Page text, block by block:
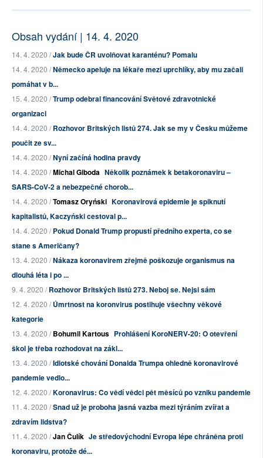
Obsah vydání | 14. 4. 2020
14. 4. 2020 /Jak bude ČR uvolňovat karanténu? Pomalu
14. 4. 2020 /Německo apeluje na lékaře mezi uprchlíky, aby mu začali
pomáhat v b...
15. 4. 2020 /Trump odebral financování Světové zdravotnické
organizaci
14. 4. 2020 /Rozhovor Britských listů 274. Jak se my v Česku můžeme
poučit ze sv...
14. 4. 2020 /Nyní začíná hodina pravdy
14. 4. 2020 /Michal Giboda Několik poznámek k betakoronaviru –
SARS-CoV-2 a nebezpečné chorob...
14. 4. 2020 /Tomasz Oryński Koronavirová epidemie je spiknutí
kapitalistů, Kaczyński cestoval p...
14. 4. 2020 /Pokud Donald Trump propustí předního experta, co se
stane s Američany?
13. 4. 2020 /Nákaza koronavirem zřejmě poškozuje organismus na
dlouhá léta i po ...
9. 4. 2020 /Rozhovor Britských listů 273. Neboj se. Nejsi sám
12. 4. 2020 /Úmrtnost na koronvirus postihuje všechny věkové
kategorie
13. 4. 2020 /Bohumil Kartous Prohlášení KoroNERV-20: O otevření
škol je třeba rozhodovat na zákl...
13. 4. 2020 /Idiotské chování Donalda Trumpa ohledně koronavirové
pandemie vedlo...
12. 4. 2020 /Koronavirus: Co vědí vědci pět měsíců po vzniku pandemie
11. 4. 2020 /Snad už je proboha jasná vazba mezi týráním zvířat a
zdravím lidstva?
11. 4. 2020 /Jan Čulík Je středovýchodní Evropa lépe chráněna proti
koronaviru, protože dé...